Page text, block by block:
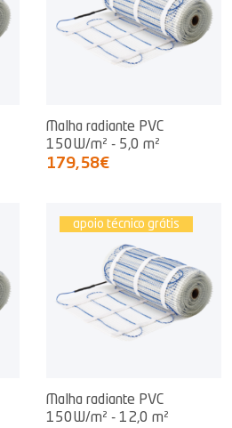
Malha radiante PVC
150W/m² - 5,0 m²
179,58€
apoio técnico grátis
Malha radiante PVC
150W/m² - 12,0 m²